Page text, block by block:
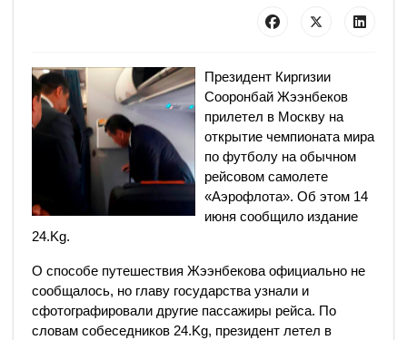
Президент Киргизии
Сооронбай Жээнбеков
прилетел в Москву на
открытие чемпионата мира
по футболу на обычном
рейсовом самолете
«Аэрофлота». Об этом 14
июня сообщило издание
24.Kg.
О способе путешествия Жээнбекова официально не
сообщалось, но главу государства узнали и
сфотографировали другие пассажиры рейса. По
словам собеседников 24.Kg, президент летел в